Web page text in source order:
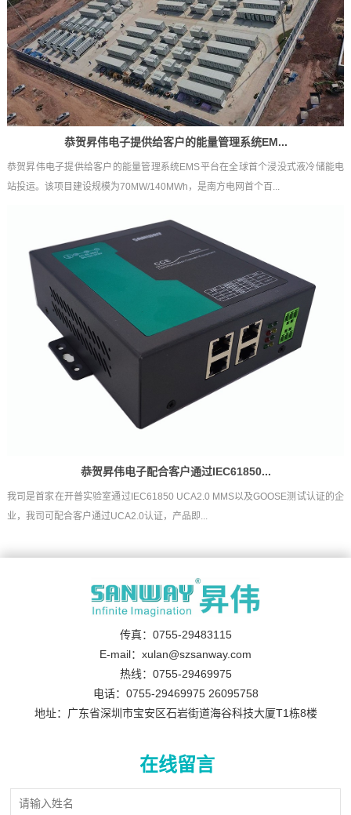
恭贺昇伟电子提供给客户的能量管理系统EM...
恭贺昇伟电子提供给客户的能量管理系统EMS平台在全球首个浸没式液冷储能电
站投运。该项目建设规模为70MW/140MWh，是南方电网首个百...
恭贺昇伟电子配合客户通过IEC61850...
我司是首家在开普实验室通过IEC61850 UCA2.0 MMS以及GOOSE测试认证的企
业，我司可配合客户通过UCA2.0认证，产品即...
传真：0755-29483115
E-mail：xulan@szsanway.com
热线：0755-29469975
电话：0755-29469975 26095758
地址：广东省深圳市宝安区石岩街道海谷科技大厦T1栋8楼
在线留言